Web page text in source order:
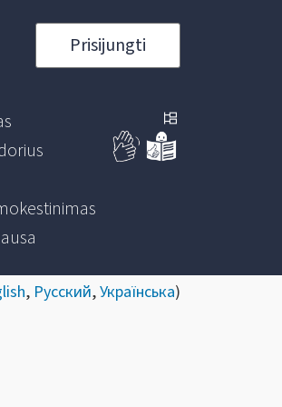
Prisijungti
, Русский,Українська)